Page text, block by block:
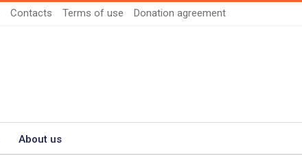
Contacts Terms of use Donation agreement
About us